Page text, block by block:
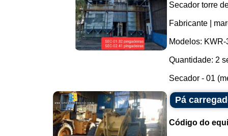
Secador torre
Fabricante |
Modelos:
Quantidade: 2
Secador - 01
Pá
Código do